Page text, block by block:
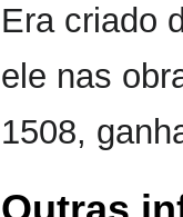
Era criado
ele nas
1508,